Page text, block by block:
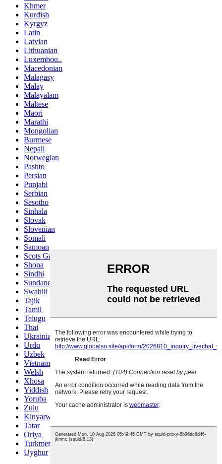
Khmer
Kurdish
Kyrgyz
Latin
Latvian
Lithuanian
Luxembou..
Macedonian
Malagasy
Malay
Malayalam
Maltese
Maori
Marathi
Mongolian
Burmese
Nepali
Norwegian
Pashto
Persian
Punjabi
Serbian
Sesotho
Sinhala
Slovak
Slovenian
Somali
Samoan
Scots Gaelic
Shona
Sindhi
Sundanese
Swahili
Tajik
Tamil
Telugu
Thai
Ukrainian
Urdu
Uzbek
Vietnamese
Welsh
Xhosa
Yiddish
Yoruba
Zulu
Kinyarwanda
Tatar
Oriya
Turkmen
Uyghur